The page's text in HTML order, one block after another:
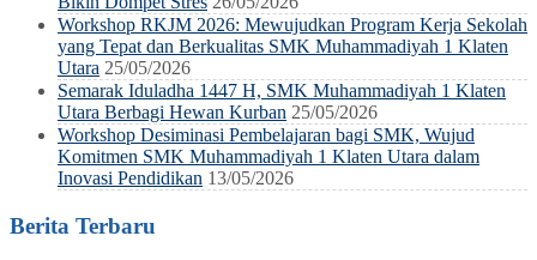
Workshop RKJM 2026: Mewujudkan Program Kerja Sekolah
yang Tepat dan Berkualitas SMK Muhammadiyah 1 Klaten
Utara 25/05/2026
Semarak Iduladha 1447 H, SMK Muhammadiyah 1 Klaten
Utara Berbagi Hewan Kurban 25/05/2026
Workshop Desiminasi Pembelajaran bagi SMK, Wujud
Komitmen SMK Muhammadiyah 1 Klaten Utara dalam
Inovasi Pendidikan 13/05/2026
Berita Terbaru